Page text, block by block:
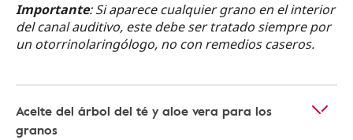
Importante: Si aparece cualquier grano en el interior
del canal auditivo, este debe ser tratado siempre por
un otorrinolaringólogo, no con remedios caseros.
Aceite del árbol del té y aloe vera para los
granos